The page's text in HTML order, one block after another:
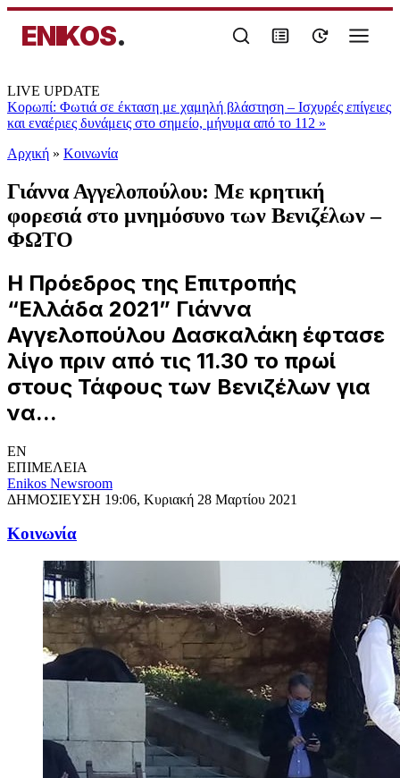
ENIKOS.
LIVE UPDATE
Κορωπί: Φωτιά σε έκταση με χαμηλή βλάστηση – Ισχυρές επίγειες
και εναέριες δυνάμεις στο σημείο, μήνυμα από το 112 »
Αρχική » Κοινωνία
Γιάννα Αγγελοπούλου: Με κρητική
φορεσιά στο μνημόσυνο των Βενιζέλων –
ΦΩΤΟ
Η Πρόεδρος της Επιτροπής
“Ελλάδα 2021” Γιάννα
Αγγελοπούλου Δασκαλάκη έφτασε
λίγο πριν από τις 11.30 το πρωί
στους Τάφους των Βενιζέλων για
να...
EN
ΕΠΙΜΕΛΕΙΑ
Enikos Newsroom
ΔΗΜΟΣΙΕΥΣΗ 19:06, Κυριακή 28 Μαρτίου 2021
Κοινωνία